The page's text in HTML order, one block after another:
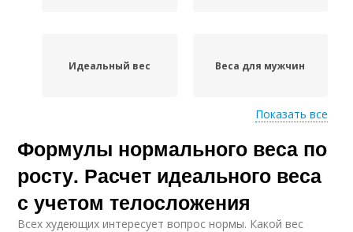
Идеальный вес Веса для мужчин
Оптимальный вес
Показать все
Формулы нормального веса по
росту. Расчет идеального веса
с учетом телосложения
Всех худеющих интересует вопрос нормы. Какой вес